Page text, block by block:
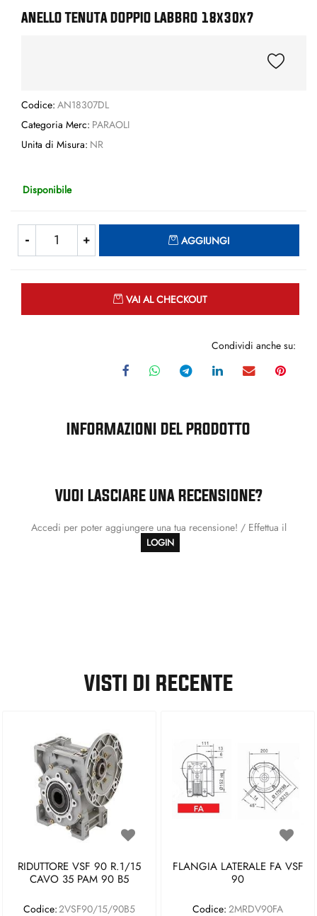
ANELLO TENUTA DOPPIO LABBRO 18x30x7
Codice: AN18307DL
Categoria Merc: PARAOLI
Unita di Misura: NR
Disponibile
AGGIUNGI
VAI AL CHECKOUT
Condividi anche su:
INFORMAZIONI DEL PRODOTTO
VUOI LASCIARE UNA RECENSIONE?
Accedi per poter aggiungere una tua recensione! / Effettua il
LOGIN
VISTI DI RECENTE
RIDUTTORE VSF 90 R.1/15
CAVO 35 PAM 90 B5
Codice:2VSF90/15/90B5
FLANGIA LATERALE FA VSF
90
Codice: 2MRDV90FA